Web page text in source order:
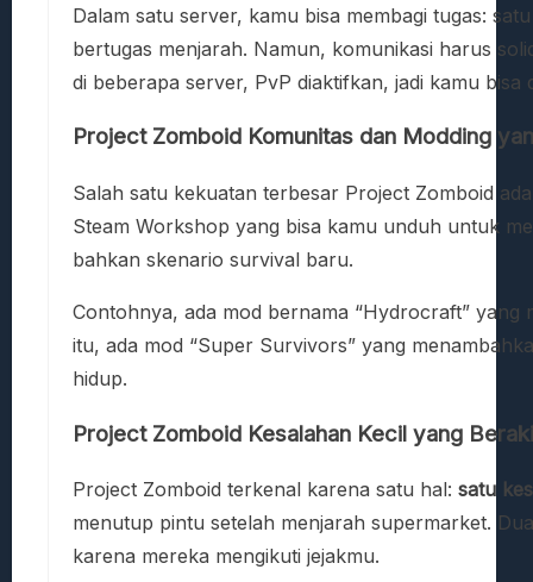
Dalam satu server, kamu bisa membagi tugas:
bertugas menjarah. Namun, komunikasi harus
di beberapa server, PvP diaktifkan, jadi kamu bisa
Project Zomboid Komunitas dan Modding
Salah satu kekuatan terbesar Project Zomboid
Steam Workshop yang bisa kamu unduh untuk
bahkan skenario survival baru.
Contohnya, ada mod bernama “Hydrocraft”
itu, ada mod “Super Survivors” yang
hidup.
Project Zomboid Kesalahan Kecil yang
Project Zomboid terkenal karena satu hal: satu
menutup pintu setelah menjarah supermarket.
karena mereka mengikuti jejakmu.